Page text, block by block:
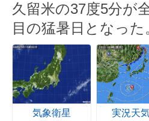
久留米の37度5分が
目の猛暑日となった
気象衛星 実況天